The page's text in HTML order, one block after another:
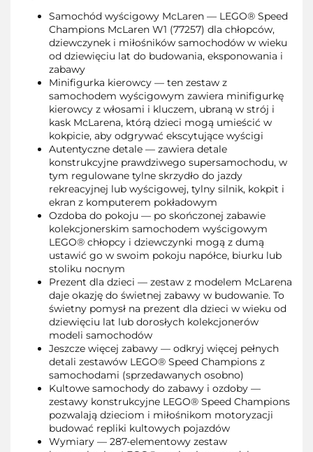
Samochód wyścigowy McLaren — LEGO® Speed
Champions McLaren W1 (77257) dla chłopców,
dziewczynek i miłośników samochodów w wieku
od dziewięciu lat do budowania, eksponowania i
zabawy
Minifigurka kierowcy — ten zestaw z
samochodem wyścigowym zawiera minifigurkę
kierowcy z włosami i kluczem, ubraną w strój i
kask McLarena, którą dzieci mogą umieścić w
kokpicie, aby odgrywać ekscytujące wyścigi
Autentyczne detale — zawiera detale
konstrukcyjne prawdziwego supersamochodu, w
tym regulowane tylne skrzydło do jazdy
rekreacyjnej lub wyścigowej, tylny silnik, kokpit i
ekran z komputerem pokładowym
Ozdoba do pokoju — po skończonej zabawie
kolekcjonerskim samochodem wyścigowym
LEGO® chłopcy i dziewczynki mogą z dumą
ustawić go w swoim pokoju napółce, biurku lub
stoliku nocnym
Prezent dla dzieci — zestaw z modelem McLarena
daje okazję do świetnej zabawy w budowanie. To
świetny pomysł na prezent dla dzieci w wieku od
dziewięciu lat lub dorosłych kolekcjonerów
modeli samochodów
Jeszcze więcej zabawy — odkryj więcej pełnych
detali zestawów LEGO® Speed Champions z
samochodami (sprzedawanych osobno)
Kultowe samochody do zabawy i ozdoby —
zestawy konstrukcyjne LEGO® Speed Champions
pozwalają dzieciom i miłośnikom motoryzacji
budować repliki kultowych pojazdów
Wymiary — 287-elementowy zestaw